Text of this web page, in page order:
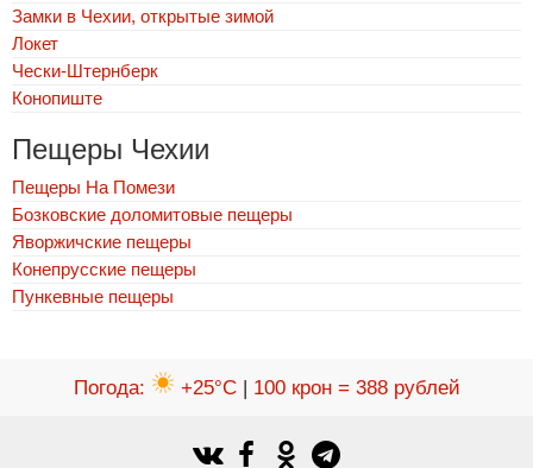
Замки в Чехии, открытые зимой
Локет
Чески-Штернберк
Конопиште
Пещеры Чехии
Пещеры На Помези
Бозковские доломитовые пещеры
Яворжичские пещеры
Конепрусские пещеры
Пункевныe пещеры
Погода: +25°C| 100 крон = 388 рублей